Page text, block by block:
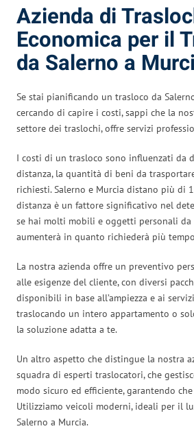
Azienda di
Economica per il
da Salerno a
Se stai pianificando un trasloco da
cercando di capire i costi, sappi che la
settore dei traslochi, offre servizi
I costi di un trasloco sono influenzati da
distanza, la quantità di beni da
richiesti. Salerno e Murcia distano più di
distanza è un fattore significativo nel
se hai molti mobili e oggetti personali da
aumenterà in quanto richiederà più
La nostra azienda offre un preventivo
alle esigenze del cliente, con diversi
disponibili in base all’ampiezza e ai
traslocando un intero appartamento o
la soluzione adatta a te.
Un altro aspetto che distingue la nostra
squadra di esperti traslocatori, che
modo sicuro ed efficiente, garantendo
Utilizziamo veicoli moderni, ideali per il
Salerno a Murcia.